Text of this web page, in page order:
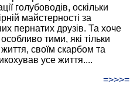
голубоводів, оскільки
майстерності за
пернатих друзів. Та хоче
тими, які тільки
своїм скарбом та
усе життя....
=>>>=